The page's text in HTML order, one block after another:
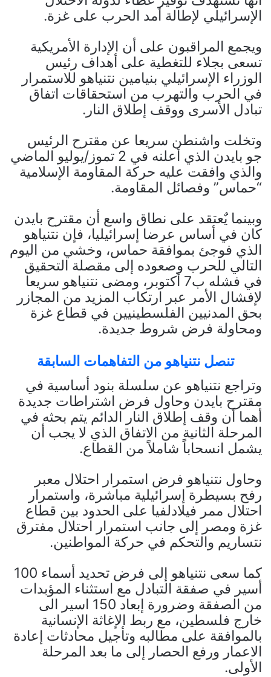
الإسرائيلي لإطالة أمد الحرب على غزة.
ويجمع المراقبون على أن الإدارة الأمريكية
تسعى بجلاء للتغطية على أهداف رئيس
الوزراء الإسرائيلي بنيامين نتنياهو للاستمرار
في الحرب والتهرب من استحقاقات اتفاق
تبادل الأسرى ووقف إطلاق النار.
وتخلت واشنطن سريعا عن مقترح الرئيس
جو بايدن الذي أعلنه في 2 تموز/يوليو الماضي
والذي وافقت عليه حركة المقاومة الإسلامية
“حماس” وفصائل المقاومة.
وبينما يٌعتقد على نطاق واسع أن مقترح بايدن
كان في أساس عرضا إسرائيليا، فإن نتنياهو
الذي فوجئ بموافقة حماس، وخشي من اليوم
التالي للحرب وصعوده إلى مقصلة التحقيق
في فشله ب7 أكتوبر، ومضى نتنياهو سريعا
لإفشال الأمر عبر ارتكاب المزيد من المجازر
بحق المدنيين الفلسطينيين في قطاع غزة
ومحاولة فرض شروط جديدة.
تنصل نتنياهو من التفاهمات السابقة
وتراجع نتنياهو عن سلسلة بنود أساسية في
مقترح بايدن وحاول فرض اشتراطات جديدة
أهما أن وقف إطلاق النار الدائم يتم بحثه في
المرحلة الثانية من الاتفاق الذي لا يجب أن
يشمل انسحاباً شاملاً من القطاع.
وحاول نتنياهو فرض استمرار احتلال معبر
رفح بسيطرة إسرائيلية مباشرة، واستمرار
احتلال ممر فيلادلفيا على الحدود بين قطاع
غزة ومصر إلى جانب استمرار احتلال مفترق
نتساريم والتحكم في حركة المواطنين.
كما سعى نتنياهو إلى فرض تحديد أسماء 100
أسير في صفقة التبادل مع استثناء المؤبدات
من الصفقة وضرورة إبعاد 150 اسير الى
خارج فلسطين، مع ربط الإغاثة الإنسانية
بالموافقة على مطالبه وتأجيل محادثات إعادة
الاعمار ورفع الحصار إلى ما بعد المرحلة
الأولى.